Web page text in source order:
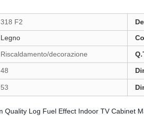
318 F2
Legno
Riscaldamento/decorazione
48
53